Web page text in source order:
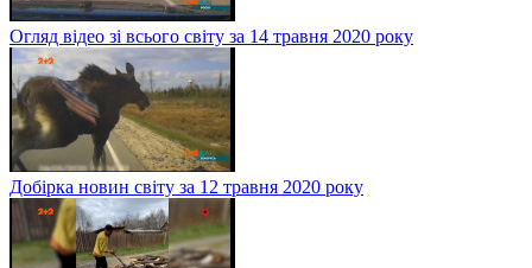
Огляд відео зі всього світу за 14 травня 2020 року
Добірка новин світу за 12 травня 2020 року